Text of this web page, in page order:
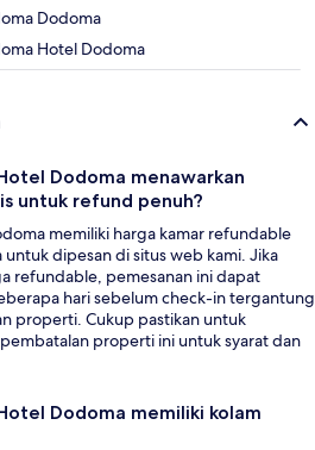
Dodoma
Hotel Dodoma
Dodoma menawarkan
untuk refund penuh?
memiliki harga kamar refundable
dipesan di situs web kami. Jika
refundable, pemesanan ini dapat
hari sebelum check-in tergantung
properti. Cukup pastikan untuk
properti ini untuk syarat dan
Dodoma memiliki kolam